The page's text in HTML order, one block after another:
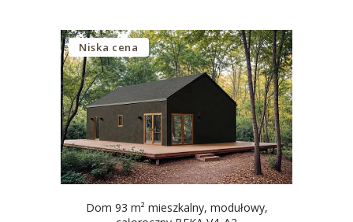
Niska cena
Dom 93 m² mieszkalny, modułowy,